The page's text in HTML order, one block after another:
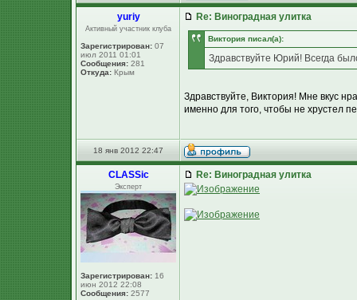
yuriy
Активный участник клуба
Зарегистрирован: 07
июл 2011 01:01
Сообщения: 281
Откуда: Крым
Re: Виноградная улитка
Виктория писал(а):
Здравствуйте Юрий! Всегда
Здравствуйте, Виктория! Мне вкус
именно для того, чтобы не хрустел
18 янв 2012 22:47
CLASSic
Эксперт
Зарегистрирован: 16
июн 2012 22:08
Сообщения: 2577
Re: Виноградная улитка